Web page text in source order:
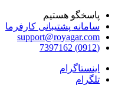
پاسخگو هستیم
سامانه پشتیبانی کارفرما
support@royagar.com
(0912) 7397162
اینستاگرام
تلگرام